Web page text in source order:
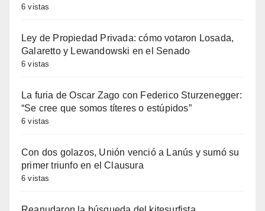
6 vistas
Ley de Propiedad Privada: cómo votaron Losada,
Galaretto y Lewandowski en el Senado
6 vistas
La furia de Oscar Zago con Federico Sturzenegger:
“Se cree que somos títeres o estúpidos”
6 vistas
Con dos golazos, Unión venció a Lanús y sumó su
primer triunfo en el Clausura
6 vistas